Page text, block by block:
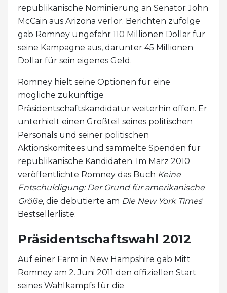
republikanische Nominierung an Senator John
McCain aus Arizona verlor. Berichten zufolge
gab Romney ungefähr 110 Millionen Dollar für
seine Kampagne aus, darunter 45 Millionen
Dollar für sein eigenes Geld.
Romney hielt seine Optionen für eine
mögliche zukünftige
Präsidentschaftskandidatur weiterhin offen. Er
unterhielt einen Großteil seines politischen
Personals und seiner politischen
Aktionskomitees und sammelte Spenden für
republikanische Kandidaten. Im März 2010
veröffentlichte Romney das Buch Keine
Entschuldigung: Der Grund für amerikanische
Größe, die debütierte am Die New York Times'
Bestsellerliste.
Präsidentschaftswahl 2012
Auf einer Farm in New Hampshire gab Mitt
Romney am 2. Juni 2011 den offiziellen Start
seines Wahlkampfs für die